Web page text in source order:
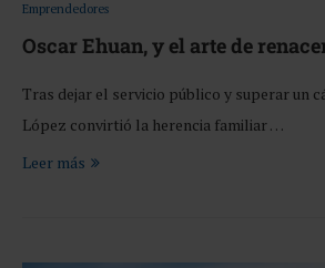
Emprendedores
Oscar Ehuan, y el arte de
Tras dejar el servicio público y superar un
López convirtió la herencia familiar …
Leer más